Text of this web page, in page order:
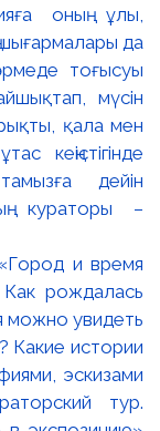
оның ұлы,
да
тоғысуы
мүсін
қала мен
кеңістігінде
дейін
кураторы –